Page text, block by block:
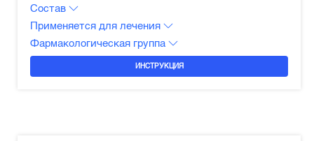
Состав
Применяется для лечения
Фармакологическая группа
ИНСТРУКЦИЯ